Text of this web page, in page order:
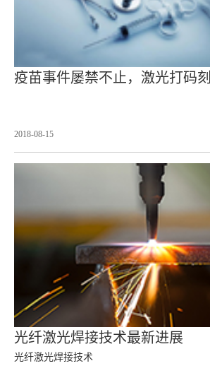
疫苗事件屡禁不止，激光打码刻
2018-08-15
光纤激光焊接技术最新进展
光纤激光焊接技术